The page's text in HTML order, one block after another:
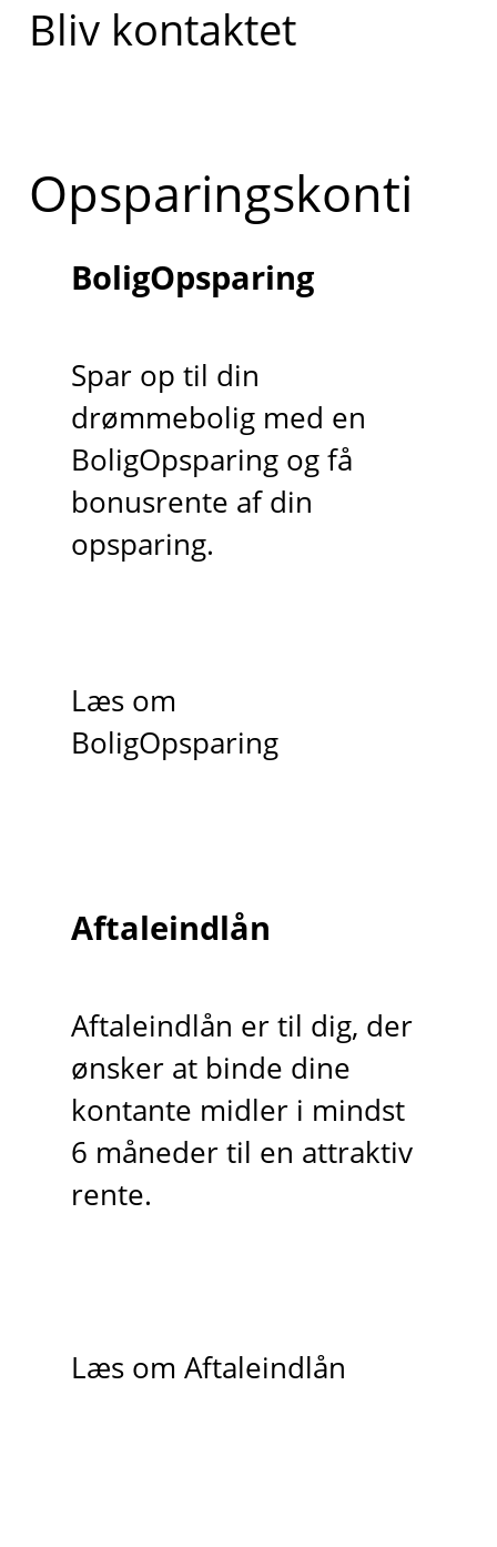
Bliv kontaktet
Opsparingskonti
BoligOpsparing
Spar op til din
drømmebolig med en
BoligOpsparing og få
bonusrente af din
opsparing.
Læs om
BoligOpsparing
Aftaleindlån
Aftaleindlån er til dig, der
ønsker at binde dine
kontante midler i mindst
6 måneder til en attraktiv
rente.
Læs om Aftaleindlån